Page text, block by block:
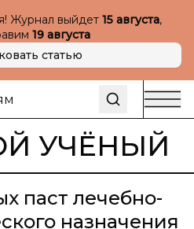
Журнал выйдет 15 августа,
19 августа
статью
УЧЁНЫЙ
паст лечебно-
назначения